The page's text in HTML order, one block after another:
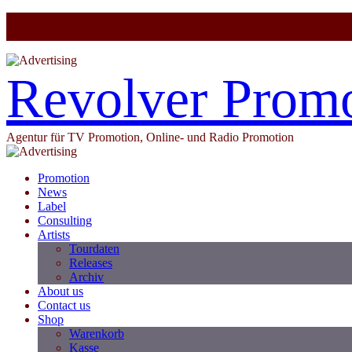
Revolver
Agentur für TV Promotion, Online- und Radio Promotion
Promotion
News
Label
Consulting
Artists
Tourdaten
Releases
Archiv
About us
Contact us
Shop
Warenkorb
Kasse